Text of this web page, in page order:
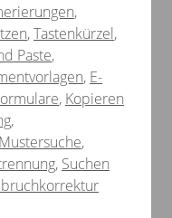
,
,Tastenkürzel,
Paste,
, E-
, Kopieren
,
Mustersuche,
, Suchen